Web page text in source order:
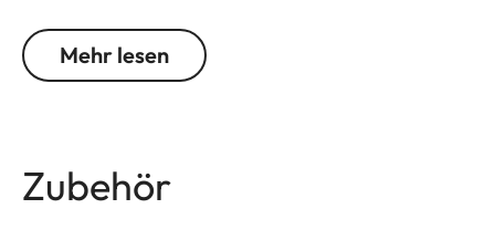
ausgestattet mit einem schnellen Autofokus, eignet
sich das Weitwinkel perfekt als Immer-mit-dabei-
Mehr lesen
Zubehör